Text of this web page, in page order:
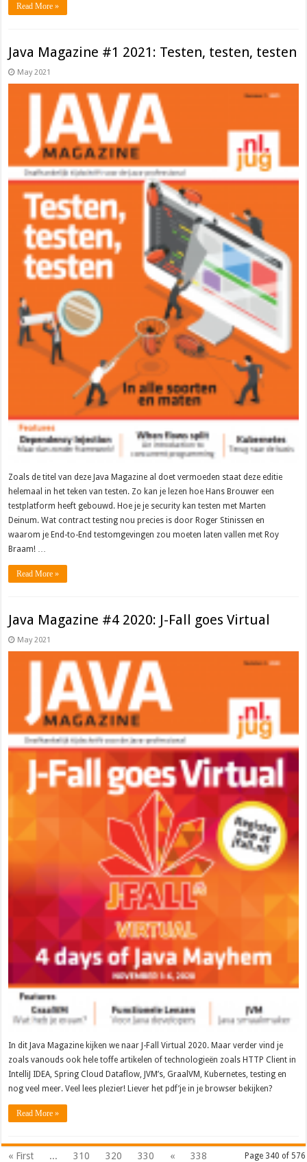
Read More »
Java Magazine #1 2021: Testen, testen, testen
May 2021
Zoals de titel van deze Java Magazine al doet vermoeden staat deze editie
helemaal in het teken van testen. Zo kan je lezen hoe Hans Brouwer een
testplatform heeft gebouwd. Hoe je je security kan testen met Marten
Deinum. Wat contract testing nou precies is door Roger Stinissen en
waarom je End-to-End testomgevingen zou moeten laten vallen met Roy
Braam! …
Read More »
Java Magazine #4 2020: J-Fall goes Virtual
May 2021
In dit Java Magazine kijken we naar J-Fall Virtual 2020. Maar verder vind je
zoals vanouds ook hele toffe artikelen of technologieën zoals HTTP Client in
IntelliJ IDEA, Spring Cloud Dataflow, JVM’s, GraalVM, Kubernetes, testing en
nog veel meer. Veel lees plezier! Liever het pdf’je in je browser bekijken?
Read More »
Page 340 of 576
« First ... 310 320 330 « 338